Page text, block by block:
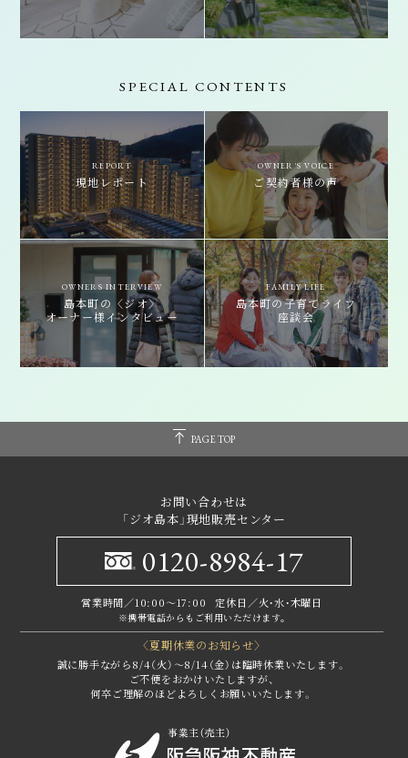
SPECIAL CONTENTS
REPORT
現地レポート
OWNER'S VOICE
ご契約者様の声
OWNERS INTERVIEW
島本町の〈ジオ〉
オーナー様インタビュー
FAMILY LIFE
島本町の子育てライフ
座談会
PAGE TOP
お問い合わせは
「ジオ島本」現地販売センター
0120-8984-17
営業時間／10:00～17:00 定休日／火・水・木曜日
※携帯電話からもご利用いただけます｡
〈夏期休業のお知らせ〉
誠に勝手ながら8/4（火）～8/14（金）は臨時休業いたします。
ご不便をおかけいたしますが、
何卒ご理解のほどよろしくお願いいたします。